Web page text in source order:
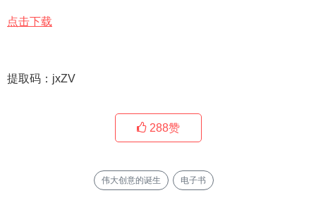
点击下载
提取码：jxZV
288赞
伟大创意的诞生 电子书